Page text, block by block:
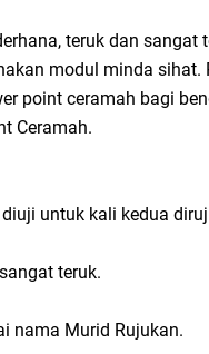
teruk dan sangat
modul minda sihat.
point ceramah bagi
Ceramah.
untuk kali kedua
teruk.
nama Murid Rujukan.